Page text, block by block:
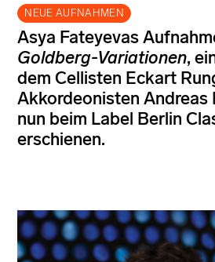
NEUE AUFNAHMEN
Asya Fateyevas
Goldberg-Variationen,
dem Cellisten Eckart
Akkordeonisten Andreas
nun beim Label Berlin
erschienen.